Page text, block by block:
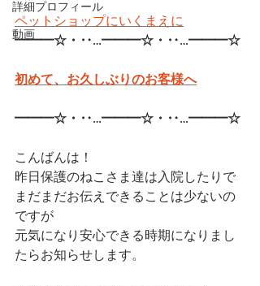
詳細プロフィール
動画
ペットショップにいくまえに
━━━☆・‥…━━━☆・‥…━━━☆
初めて、お久しぶりのお客様へ
━━━☆・‥…━━━☆・‥…━━━☆
こんばんは！
昨日保護のねこさま達は入院したりで
まだまだお伝えできることは少ないの
ですが
元気になり安心できる時期になりまし
たらお知らせします。